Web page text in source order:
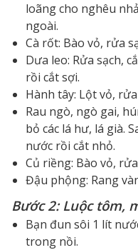
loãng cho nghêu
ngoài.
Cà rốt: Bào vỏ, rửa
Dưa leo: Rửa sạch,
rồi cắt sợi.
Hành tây: Lột vỏ,
Rau ngò, ngò gai,
bỏ các lá hư, lá già.
nước rồi cắt nhỏ.
Củ riềng: Bào vỏ,
Đậu phộng: Rang
Bước 2: Luộc tôm,
Bạn đun sôi 1 lít
trong nồi.